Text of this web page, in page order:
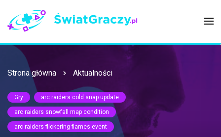
Strona główna Aktualności
Gry arc raiders cold snap update
arc raiders snowfall map condition
arc raiders flickering flames event